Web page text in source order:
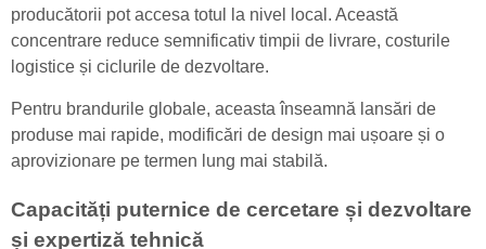
producătorii pot accesa totul la nivel local. Această
concentrare reduce semnificativ timpii de livrare, costurile
logistice și ciclurile de dezvoltare.
Pentru brandurile globale, aceasta înseamnă lansări de
produse mai rapide, modificări de design mai ușoare și o
aprovizionare pe termen lung mai stabilă.
Capacități puternice de cercetare și dezvoltare
și expertiză tehnică